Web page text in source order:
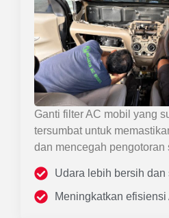
Ganti filter AC mobil yang
tersumbat untuk
dan mencegah pengotoran
Udara lebih bersih dan
Meningkatkan efisiensi